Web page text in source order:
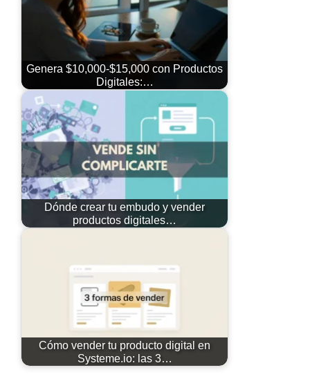
Genera $10,000-$15,000 con Productos
Digitales:…
Dónde crear tu embudo y vender
productos digitales…
Cómo vender tu producto digital en
Systeme.io: las 3…